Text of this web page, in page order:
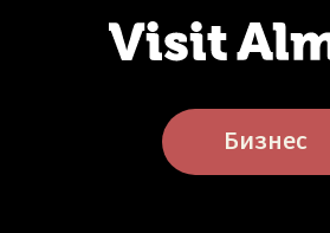
Бизнес